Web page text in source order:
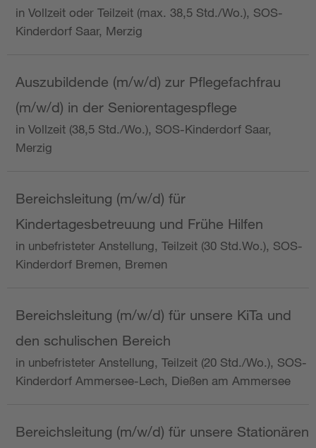
in Vollzeit oder Teilzeit (max. 38,5 Std./Wo.), SOS-
Kinderdorf Saar, Merzig
Auszubildende (m/w/d) zur Pflegefachfrau
(m/w/d) in der Seniorentagespflege
in Vollzeit (38,5 Std./Wo.), SOS-Kinderdorf Saar,
Merzig
Bereichsleitung (m/w/d) für
Kindertagesbetreuung und Frühe Hilfen
in unbefristeter Anstellung, Teilzeit (30 Std.Wo.), SOS-
Kinderdorf Bremen, Bremen
Bereichsleitung (m/w/d) für unsere KiTa und
den schulischen Bereich
in unbefristeter Anstellung, Teilzeit (20 Std./Wo.), SOS-
Kinderdorf Ammersee-Lech, Dießen am Ammersee
Bereichsleitung (m/w/d) für unsere Stationären